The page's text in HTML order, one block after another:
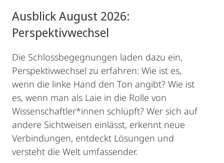
Ausblick August 2026:
Perspektivwechsel
Die Schlossbegegnungen laden dazu ein,
Perspektivwechsel zu erfahren: Wie ist es,
wenn die linke Hand den Ton angibt? Wie ist
es, wenn man als Laie in die Rolle von
Wissenschaftler*innen schlüpft? Wer sich auf
andere Sichtweisen einlässt, erkennt neue
Verbindungen, entdeckt Lösungen und
versteht die Welt umfassender.